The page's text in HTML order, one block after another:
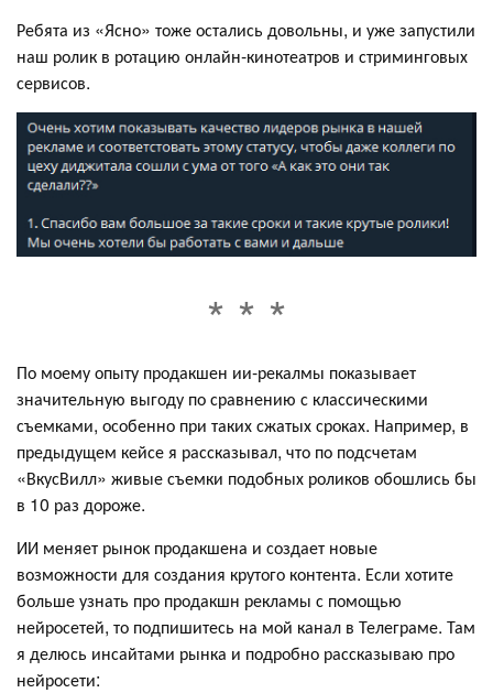
Ребята из «‎Ясно» тоже остались довольны, и уже запустили
наш ролик в ротацию онлайн-кинотеатров и стриминговых
сервисов.
По моему опыту продакшен ии-рекалмы показывает
значительную выгоду по сравнению с классическими
съемками, особенно при таких сжатых сроках. Например, в
предыдущем кейсе я рассказывал, что по подсчетам
«ВкусВилл» живые съемки подобных роликов обошлись бы
в 10 раз дороже.
ИИ меняет рынок продакшена и создает новые
возможности для создания крутого контента. Если хотите
больше узнать про продакшн рекламы с помощью
нейросетей, то подпишитесь на мой канал в Телеграме. Там
я делюсь инсайтами рынка и подробно рассказываю про
нейросети: